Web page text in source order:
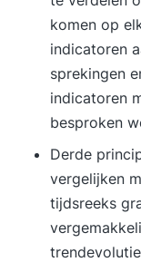
computer. Zo
training en
dagelijkse
wordt
ruime
kennis,
positieve
respectvolle
het maximale
komen op
indicatoren
sprekingen
indicatoren
besproken
Derde
vergelijken
tijdsreeks